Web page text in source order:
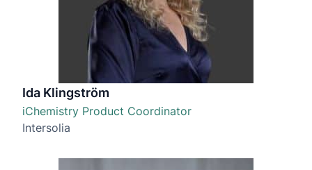
Ida Klingström
iChemistry Product Coordinator
Intersolia